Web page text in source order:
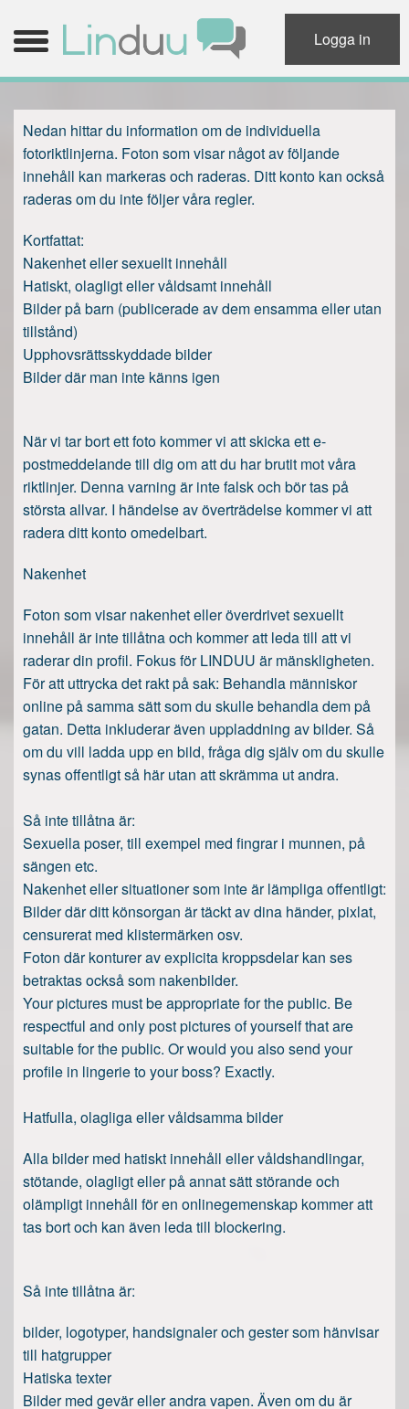
Logga in
Menü
community.navigation.register
Sök
Nedan hittar du information om de individuella
fotoriktlinjerna. Foton som visar något av följande
innehåll kan markeras och raderas. Ditt konto kan också
raderas om du inte följer våra regler.
Kortfattat:
Nakenhet eller sexuellt innehåll
Hatiskt, olagligt eller våldsamt innehåll
Bilder på barn (publicerade av dem ensamma eller utan
tillstånd)
Upphovsrättsskyddade bilder
Bilder där man inte känns igen
När vi tar bort ett foto kommer vi att skicka ett e-
postmeddelande till dig om att du har brutit mot våra
riktlinjer. Denna varning är inte falsk och bör tas på
största allvar. I händelse av överträdelse kommer vi att
radera ditt konto omedelbart.
Nakenhet
Foton som visar nakenhet eller överdrivet sexuellt
innehåll är inte tillåtna och kommer att leda till att vi
raderar din profil. Fokus för LINDUU är mänskligheten.
För att uttrycka det rakt på sak: Behandla människor
online på samma sätt som du skulle behandla dem på
gatan. Detta inkluderar även uppladdning av bilder. Så
om du vill ladda upp en bild, fråga dig själv om du skulle
synas offentligt så här utan att skrämma ut andra.
Så inte tillåtna är:
Sexuella poser, till exempel med fingrar i munnen, på
sängen etc.
Nakenhet eller situationer som inte är lämpliga offentligt:
Bilder där ditt könsorgan är täckt av dina händer, pixlat,
censurerat med klistermärken osv.
Foton där konturer av explicita kroppsdelar kan ses
betraktas också som nakenbilder.
Your pictures must be appropriate for the public. Be
respectful and only post pictures of yourself that are
suitable for the public. Or would you also send your
profile in lingerie to your boss? Exactly.
Hatfulla, olagliga eller våldsamma bilder
Alla bilder med hatiskt innehåll eller våldshandlingar,
stötande, olagligt eller på annat sätt störande och
olämpligt innehåll för en onlinegemenskap kommer att
tas bort och kan även leda till blockering.
Så inte tillåtna är:
bilder, logotyper, handsignaler och gester som hänvisar
till hatgrupper
Hatiska texter
Bilder med gevär eller andra vapen. Även om du är